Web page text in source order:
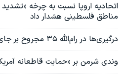
اتحادیه اروپا نسبت به چرخه
مناطق فلسطینی هشدار داد
درگیری‌ها در رام‌الله ۳۵ مجروح بر جای گذاشت
وندی شرمن بر «حمایت قاطعانه